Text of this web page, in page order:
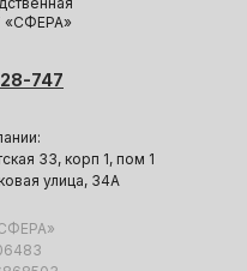
747
«СФЕРА»
33, корп 1, пом 1
улица, 34А